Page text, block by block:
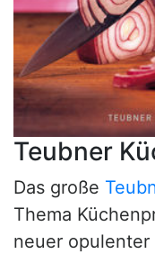
Teubner
Das große
Thema
neuer